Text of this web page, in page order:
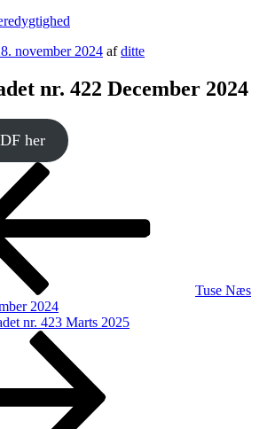
november 2024 afditte
nr. 422 December 2024
her
Tuse Næs
2024
nr. 423 Marts 2025